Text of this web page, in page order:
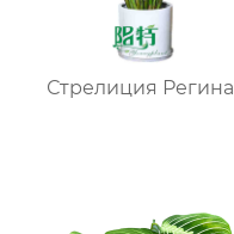
Стрелиция Регина